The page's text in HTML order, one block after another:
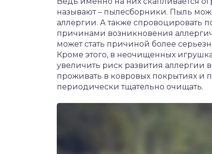
называют – пылесборники. Пыль
аллергии. А также спровоцировать
причинами возникновения
может стать причиной более
Кроме этого, в неочищенных
увеличить риск развития аллергии
проживать в ковровых покрытиях и
периодически тщательно очищать.